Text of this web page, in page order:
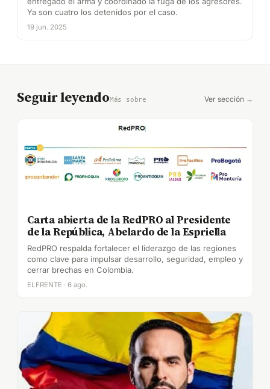
Ya son cuatro los detenidos por el caso.
19 jun. 2025
Seguir leyendoMás sobre Ver sección →
Carta abierta de la RedPRO al Presidente
de la República, Abelardo de la Espriella
RedPRO respalda fortalecer el liderazgo de las regiones
como clave para impulsar desarrollo, seguridad, empleo y
cerrar brechas en Colombia.
ELFRENTE · 6 ago.